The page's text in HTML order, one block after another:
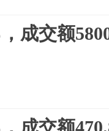
成交额